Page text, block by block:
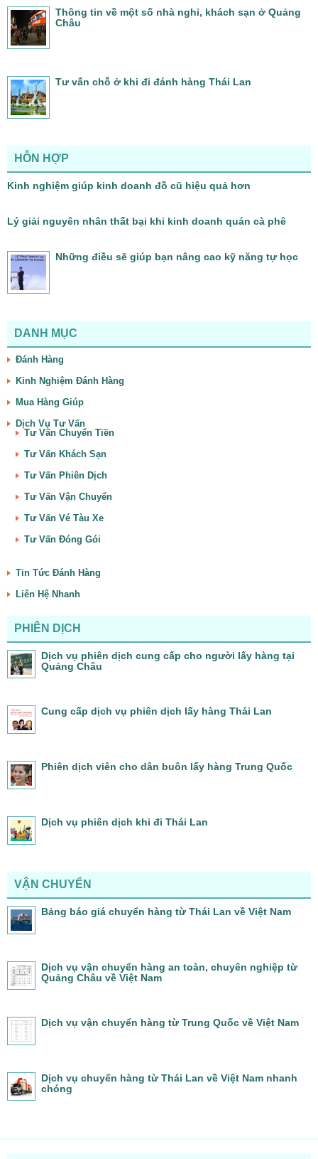
Thông tin về một số nhà nghỉ, khách sạn ở Quảng
Châu
Tư vấn chỗ ở khi đi đánh hàng Thái Lan
HỖN HỢP
Kinh nghiệm giúp kinh doanh đồ cũ hiệu quả hơn
Lý giải nguyên nhân thất bại khi kinh doanh quán cà phê
Những điều sẽ giúp bạn nâng cao kỹ năng tự học
DANH MỤC
Đánh Hàng
Kinh Nghiệm Đánh Hàng
Mua Hàng Giúp
Dịch Vụ Tư Vấn
Tư Vấn Chuyển Tiền
Tư Vấn Khách Sạn
Tư Vấn Phiên Dịch
Tư Vấn Vận Chuyển
Tư Vấn Vé Tàu Xe
Tư Vấn Đóng Gói
Tin Tức Đánh Hàng
Liên Hệ Nhanh
PHIÊN DỊCH
Dịch vụ phiên dịch cung cấp cho người lấy hàng tại
Quảng Châu
Cung cấp dịch vụ phiên dịch lấy hàng Thái Lan
Phiên dịch viên cho dân buôn lấy hàng Trung Quốc
Dịch vụ phiên dịch khi đi Thái Lan
VẬN CHUYỂN
Bảng báo giá chuyển hàng từ Thái Lan về Việt Nam
Dịch vụ vận chuyển hàng an toàn, chuyên nghiệp từ
Quảng Châu về Việt Nam
Dịch vụ vận chuyển hàng từ Trung Quốc về Việt Nam
Dịch vụ chuyển hàng từ Thái Lan về Việt Nam nhanh
chóng